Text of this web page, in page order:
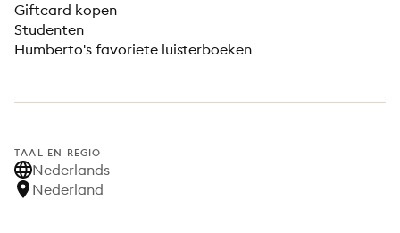
Giftcard kopen
Studenten
Humberto's favoriete luisterboeken
TAAL EN REGIO
Nederlands
Nederland